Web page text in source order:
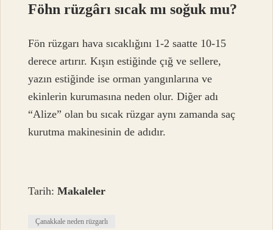
Föhn rüzgârı sıcak mı soğuk mu?
Fön rüzgarı hava sıcaklığını 1-2 saatte 10-15
derece artırır. Kışın estiğinde çığ ve sellere,
yazın estiğinde ise orman yangınlarına ve
ekinlerin kurumasına neden olur. Diğer adı
“Alize” olan bu sıcak rüzgar aynı zamanda saç
kurutma makinesinin de adıdır.
Tarih:Makaleler
Çanakkale neden rüzgarlı